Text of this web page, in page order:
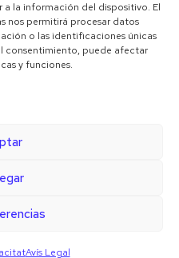
la información del dispositivo. El
nos permitirá procesar datos
o las identificaciones únicas
consentimiento, puede afectar
y funciones.
Avís Legal
Tots els drets reservats.